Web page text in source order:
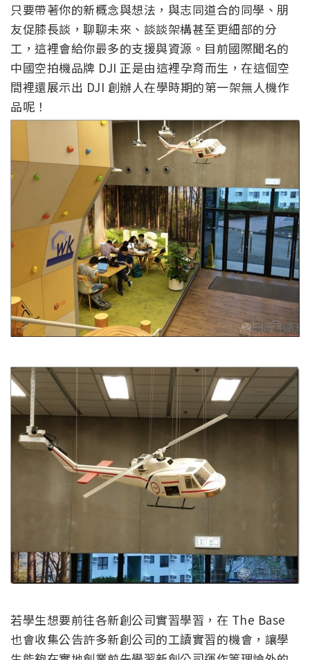
只要帶著你的新概念與想法，與志同道合的同學、朋
友促膝長談，聊聊未來、談談架構甚至更細部的分
工，這裡會給你最多的支援與資源。目前國際聞名的
中國空拍機品牌 DJI 正是由這裡孕育而生，在這個空
間裡還展示出 DJI 創辦人在學時期的第一架無人機作
品呢！
若學生想要前往各新創公司實習學習，在 The Base
也會收集公告許多新創公司的工讀實習的機會，讓學